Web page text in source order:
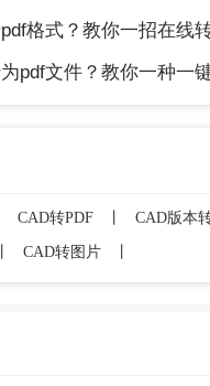
格式？教你一招在线
文件？教你一种一键批量
CAD转PDF CAD版本
CAD转图片